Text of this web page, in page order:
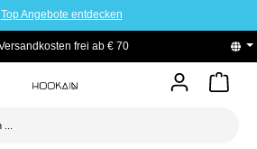
Top Angebote entdecken
PayPal Käuferschutz